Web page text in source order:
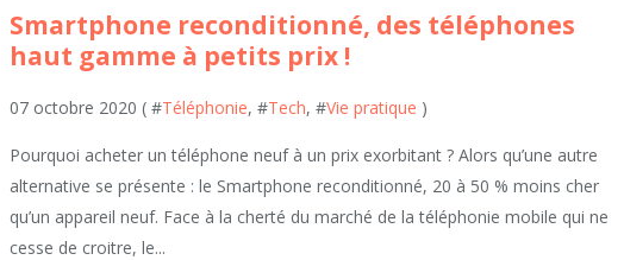
Smartphone reconditionné, des téléphones
haut gamme à petits prix !
07 octobre 2020 ( #Téléphonie, #Tech, #Vie pratique )
Pourquoi acheter un téléphone neuf à un prix exorbitant ? Alors qu’une autre
alternative se présente : le Smartphone reconditionné, 20 à 50 % moins cher
qu’un appareil neuf. Face à la cherté du marché de la téléphonie mobile qui ne
cesse de croitre, le...